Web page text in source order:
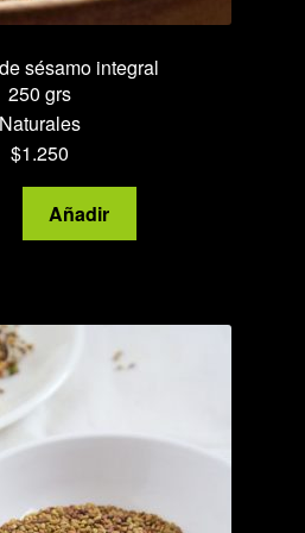
sésamo integral
250 grs
Naturales
$1.250
Semillas
de
cantidad
Añadir